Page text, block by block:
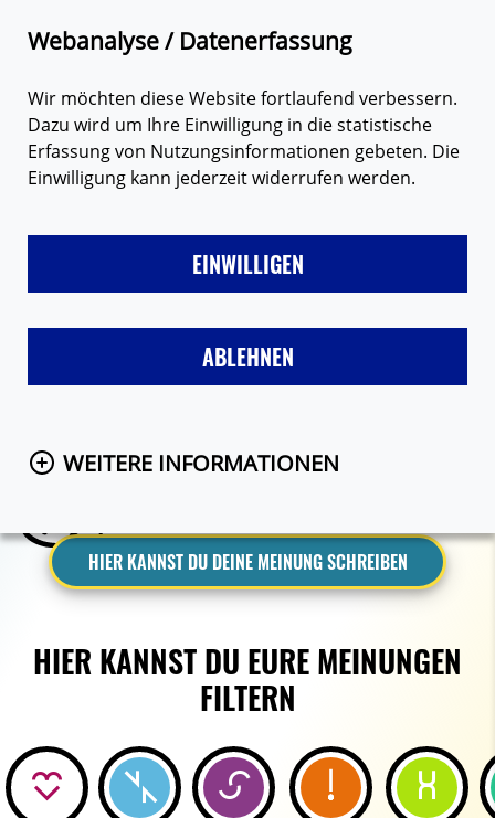
Webanalyse / Datenerfassung
Wir möchten diese Website fortlaufend verbessern.
Dazu wird um Ihre Einwilligung in die statistische
Erfassung von Nutzungsinformationen gebeten. Die
Einwilligung kann jederzeit widerrufen werden.
EINWILLIGEN
ABLEHNEN
WEITERE INFORMATIONEN
EURE MEINUNGEN
Nutzerinnen und -Nutzer. Hast du auch eine
Meinung zu einem unserer Themen? Dann
HIER KANNST DU DEINE MEINUNG SCHREIBEN
HIER KANNST DU EURE MEINUNGEN
FILTERN